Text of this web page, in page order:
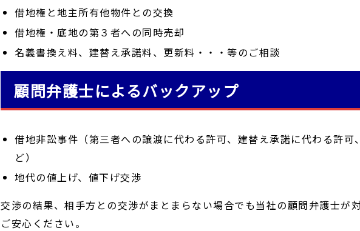
借地権と地主所有他物件との交換
借地権・底地の第３者への同時売却
名義書換え料、建替え承諾料、更新料・・・等のご相談
顧問弁護士によるバックアップ
借地非訟事件（第三者への譲渡に代わる許可、建替え承諾に代わる許可
ど）
地代の値上げ、値下げ交渉
交渉の結果、相手方との交渉がまとまらない場合でも当社の顧問弁護士が
ご安心ください。